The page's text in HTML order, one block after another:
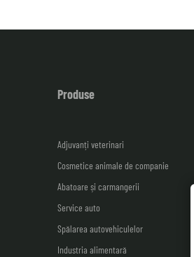
Produse
Adjuvanți veterinari
Cosmetice animale de companie
Abatoare și carmangerii
Service auto
Spălarea autovehiculelor
Industria alimentară